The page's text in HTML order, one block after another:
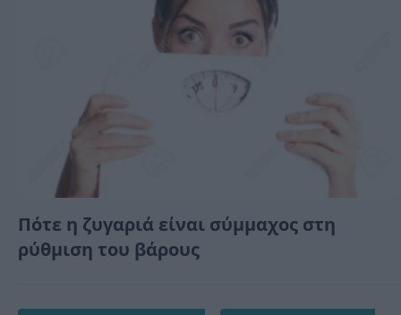
Πότε η ζυγαριά είναι σύμμαχος στη
ρύθμιση του βάρους